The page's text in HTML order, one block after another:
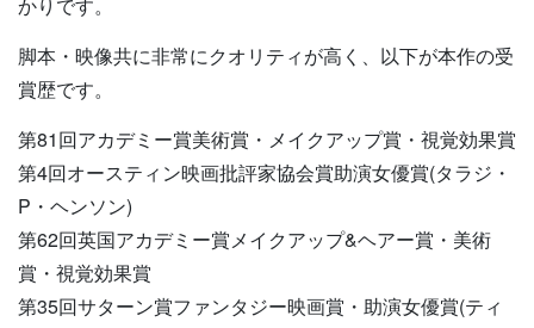
脚本・映像共に非常にクオリティが高く、以下が本作の受
賞歴です。
第81回アカデミー賞美術賞・メイクアップ賞・視覚効果賞
第4回オースティン映画批評家協会賞助演女優賞(タラジ・
P・ヘンソン)
第62回英国アカデミー賞メイクアップ&ヘアー賞・美術
賞・視覚効果賞
第35回サターン賞ファンタジー映画賞・助演女優賞(ティ